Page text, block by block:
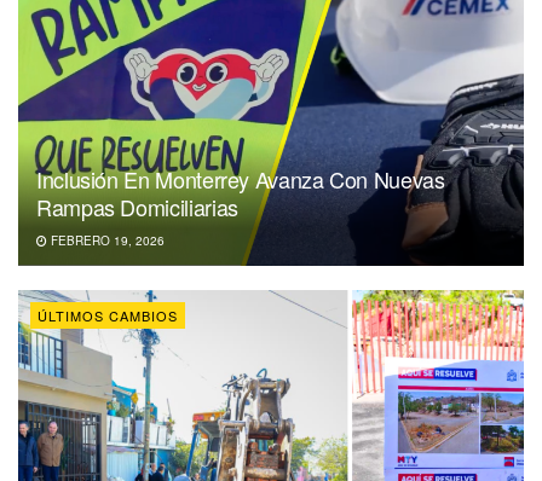
Inclusión En Monterrey Avanza Con Nuevas
Rampas Domiciliarias
FEBRERO 19, 2026
ÚLTIMOS CAMBIOS